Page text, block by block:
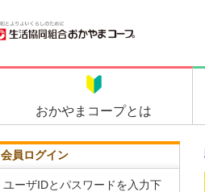
おかやま コープとは
会員ログイン
ユーザIDとパスワードを入力下